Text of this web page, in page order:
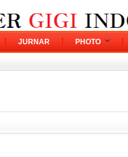
JURNAR PHOTO